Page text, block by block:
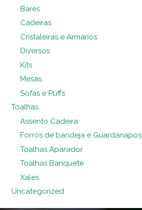
Bares
Cadeiras
Cristaleiras e Armários
Diversos
Kits
Mesas
Sofás e Puffs
Toalhas
Assento Cadeira
Forros de bandeja e Guardanapos
Toalhas Aparador
Toalhas Banquete
Xales
Uncategorized